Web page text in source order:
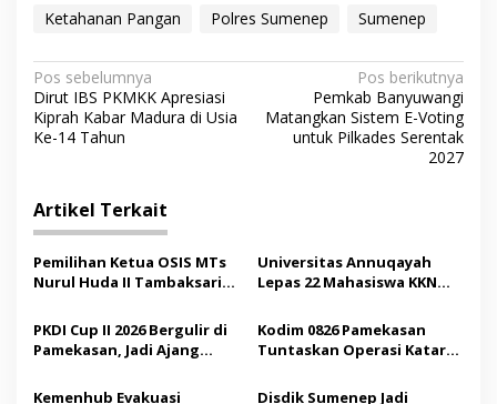
Ketahanan Pangan Polres Sumenep Sumenep
N
a
v
g
a
s
i
p
o
s
Pos sebelumnya
Dirut IBS PKMKK Apresiasi
Kiprah Kabar Madura di Usia
Ke-14 Tahun
Pos berikutnya
Pemkab Banyuwangi
Matangkan Sistem E-Voting
untuk Pilkades Serentak
2027
Artikel Terkait
Pemilihan Ketua OSIS MTs
Nurul Huda II Tambaksari
Demokrasi bagi Siswa
Universitas Annuqayah
Lepas 22 Mahasiswa KKN
Saudi
PKDI Cup II 2026 Bergulir di
Pamekasan, Jadi Ajang
Madura
Kodim 0826 Pamekasan
Tuntaskan Operasi Katarak
Tindakan Medis
Kemenhub Evakuasi
Disdik Sumenep Jadi